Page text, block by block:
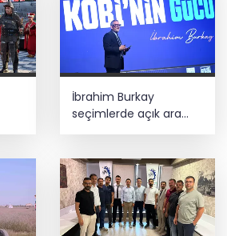
İbrahim Burkay
seçimlerde açık ara
önde! Dev lansmanda